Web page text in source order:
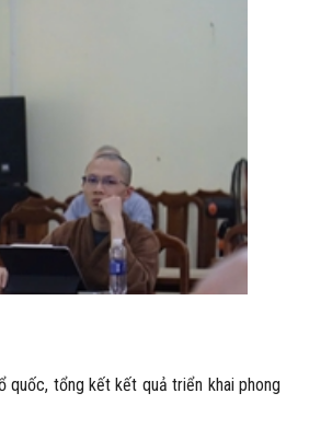
quốc, tổng kết kết quả triển khai phong